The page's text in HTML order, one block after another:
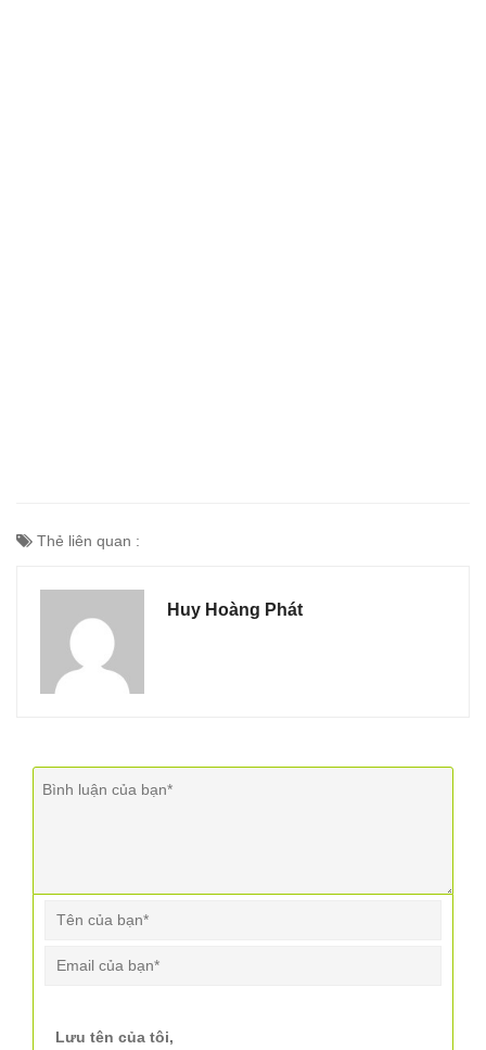
Thẻ liên quan :
Huy Hoàng Phát
Lưu tên của tôi,